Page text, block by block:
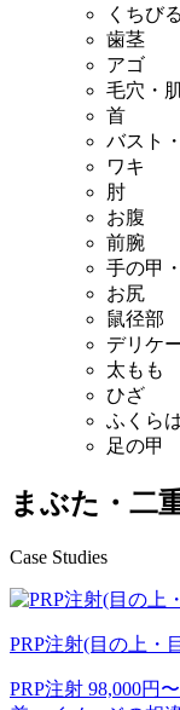
くちびる
歯茎
アゴ
毛穴・
首
バスト
ワキ
肘
お腹
前腕
手の甲
お尻
鼠径部
デリケ
太もも
ひざ
ふくら
足の甲
まぶた・二
Case Studies
PRP注射(目の上・
PRP注射 98,000円